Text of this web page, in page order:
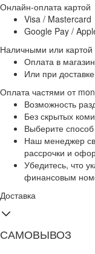
Онлайн-оплата картой
Visa / Mastercard
Google Pay /
Наличными или картой
Оплата в
Или при доставке
Оплата частями от
Возможность
Без скрытых
Выберите
Наш менеджер
рассрочки и
Убедитесь, что
финансовым
Доставка
САМОВЫВОЗ